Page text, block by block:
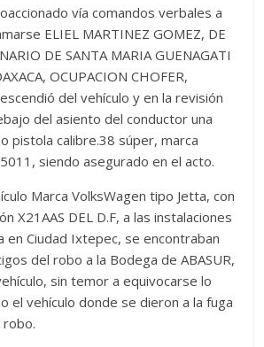
vía comandos verbales a
ELIEL MARTINEZ GOMEZ, DE
DE SANTA MARIA GUENAGATI
OCUPACION CHOFER,
del vehículo y en la revisión
del asiento del conductor una
pistola calibre.38 súper, marca
siendo asegurado en el acto.
Marca VolksWagen tipo Jetta, con
X21AAS DEL D.F, a las instalaciones
en Ciudad Ixtepec, se encontraban
del robo a la Bodega de ABASUR,
sin temor a equivocarse lo
el vehículo donde se dieron a la fuga